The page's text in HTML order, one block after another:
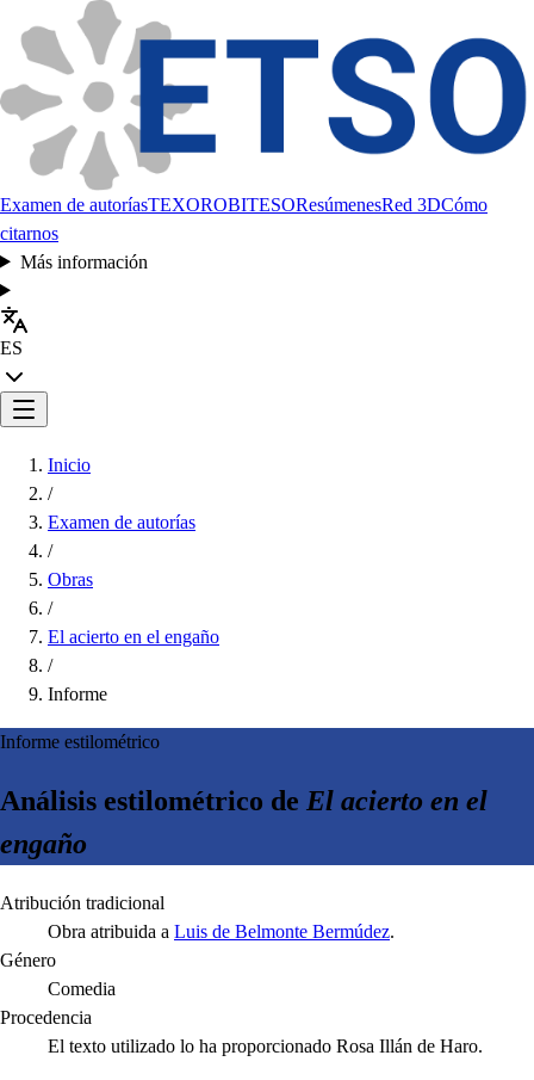
Examen de autoríasTEXOROBITESOResúmenesRed 3DCómo
citarnos
Más información
ES
Inicio
/
Examen de autorías
/
Obras
/
El acierto en el engaño
/
Informe
Informe estilométrico
Análisis estilométrico de El acierto en el
engaño
Atribución tradicional
Obra atribuida a Luis de Belmonte Bermúdez.
Género
Comedia
Procedencia
El texto utilizado lo ha proporcionado Rosa Illán de Haro.